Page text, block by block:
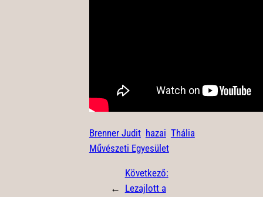
Brenner Judit hazai Thália
Művészeti Egyesület
←
Következő:
Lezajlott a